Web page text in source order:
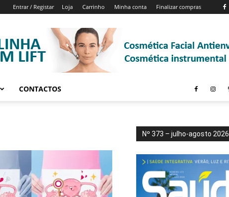
Entrar / Registar Loja Carrinho Minha conta Finalizar compras
CONTACTOS
Nº 373 – julho-agosto 2026